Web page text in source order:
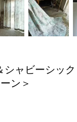
シャビーシック
ン＞